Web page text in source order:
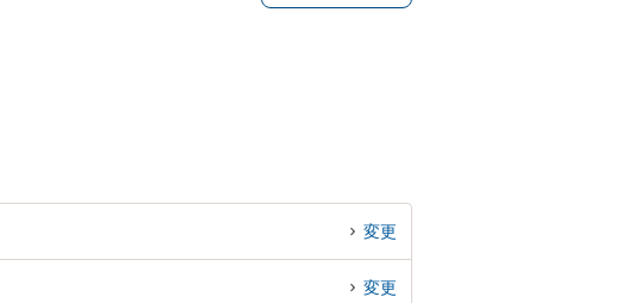
変更
変更